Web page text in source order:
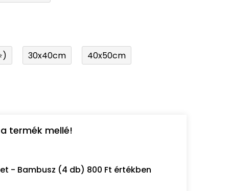
30x40cm 40x50cm
termék mellé!
- Bambusz (4 db) 800 Ft értékben